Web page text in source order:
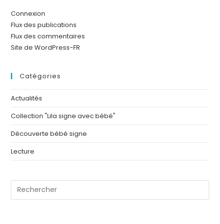
Connexion
Flux des publications
Flux des commentaires
Site de WordPress-FR
Catégories
Actualités
Collection "Lila signe avec bébé"
Découverte bébé signe
Lecture